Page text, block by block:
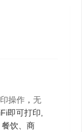
操作 ， 无
即可打印,
饮、商